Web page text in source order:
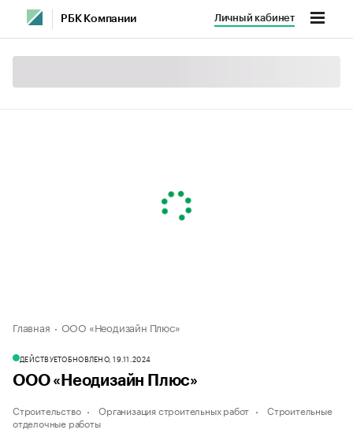
РБК Компании Личный кабинет
Главная ООО «Неодизайн Плюс»
ДЕЙСТВУЕТОБНОВЛЕНО, 19.11.2024
ООО «Неодизайн Плюс»
Строительство Организация строительных работ
Строительные
отделочные работы